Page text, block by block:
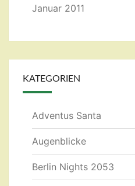
Januar 2011
KATEGORIEN
Adventus Santa
Augenblicke
Berlin Nights 2053